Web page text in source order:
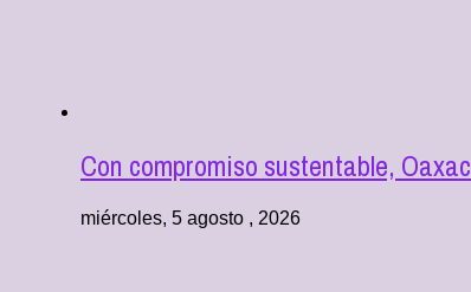
Con compromiso sustentable,
miércoles, 5 agosto , 2026